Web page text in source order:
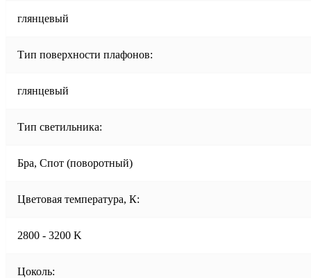
глянцевый
Тип поверхности плафонов:
глянцевый
Тип светильника:
Бра, Спот (поворотный)
Цветовая температура, К:
2800 - 3200 K
Цоколь: